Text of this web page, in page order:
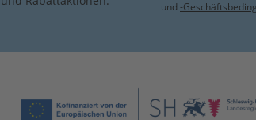
und -